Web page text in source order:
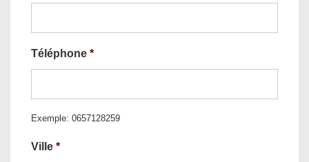
Téléphone *
Exemple: 0657128259
Ville *